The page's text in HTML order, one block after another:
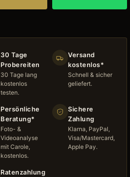
30 Tage
Probereiten
30 Tage lang
kostenlos
testen.
Versand
kostenlos*
Schnell & sicher
geliefert.
Persönliche
Beratung*
Foto- &
Videoanalyse
mit Carole,
kostenlos.
Sichere
Zahlung
Klarna, PayPal,
Visa/Mastercard,
Apple Pay.
Ratenzahlung